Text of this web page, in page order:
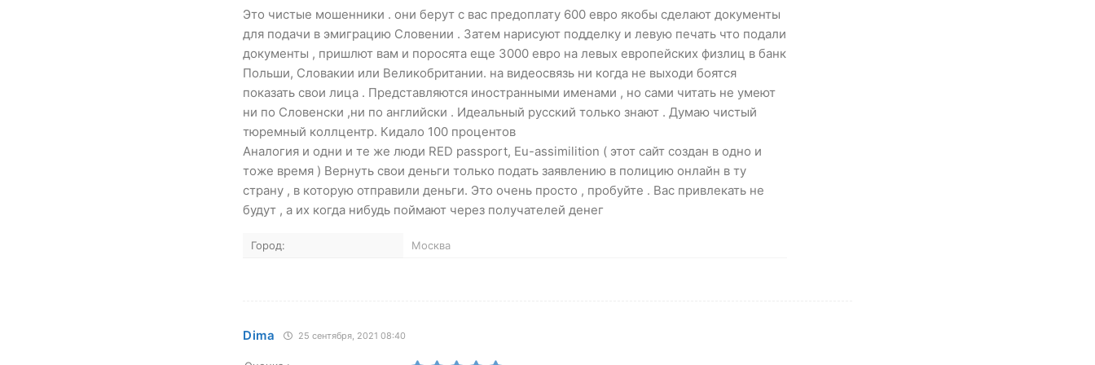
Это чистые мошенники . они берут с вас предоплату 600 евро якобы сделают документы
для подачи в эмиграцию Словении . Затем нарисуют подделку и левую печать что подали
документы , пришлют вам и поросята еще 3000 евро на левых европейских физлиц в банк
Польши, Словакии или Великобритании. на видеосвязь ни когда не выходи боятся
показать свои лица . Представляются иностранными именами , но сами читать не умеют
ни по Словенски ,ни по английски . Идеальный русский только знают . Думаю чистый
тюремный коллцентр. Кидало 100 процентов
Аналогия и одни и те же люди RED passport, Eu-assimilition ( этот сайт создан в одно и
тоже время ) Вернуть свои деньги только подать заявлению в полицию онлайн в ту
страну , в которую отправили деньги. Это очень просто , пробуйте . Вас привлекать не
будут , а их когда нибудь поймают через получателей денег
Город: Москва
Dima 25 сентября, 2021 08:40